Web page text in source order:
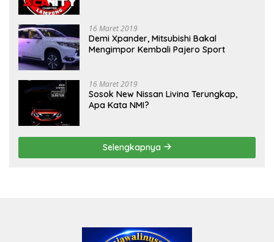
16 Maret 2019
Demi Xpander, Mitsubishi Bakal
Mengimpor Kembali Pajero Sport
16 Maret 2019
Sosok New Nissan Livina Terungkap,
Apa Kata NMI?
Selengkapnya